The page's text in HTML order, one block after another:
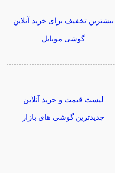
بیشترین تخفیف برای خرید آنلاین
گوشی موبایل
لیست قیمت و خرید آنلاین
جدیدترین گوشی های بازار